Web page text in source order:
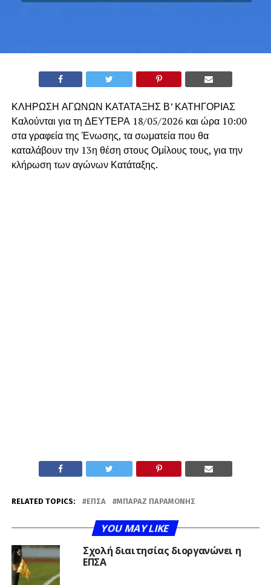
ΚΛΗΡΩΣΗ ΑΓΩΝΩΝ ΚΑΤΑΤΑΞΗΣ Β’ ΚΑΤΗΓΟΡΙΑΣ
Καλούνται για τη ΔΕΥΤΕΡΑ 18/05/2026 και ώρα 10:00
στα γραφεία της Ένωσης, τα σωματεία που θα
καταλάβουν την 13η θέση στους Ομίλους τους, για την
κλήρωση των αγώνων Κατάταξης.
RELATED TOPICS: ΕΠΣΑ ΜΠΑΡΑΖ ΠΑΡΑΜΟΝΉΣ
YOU MAY LIKE
Σχολή διαιτησίας διοργανώνει η
ΕΠΣΑ